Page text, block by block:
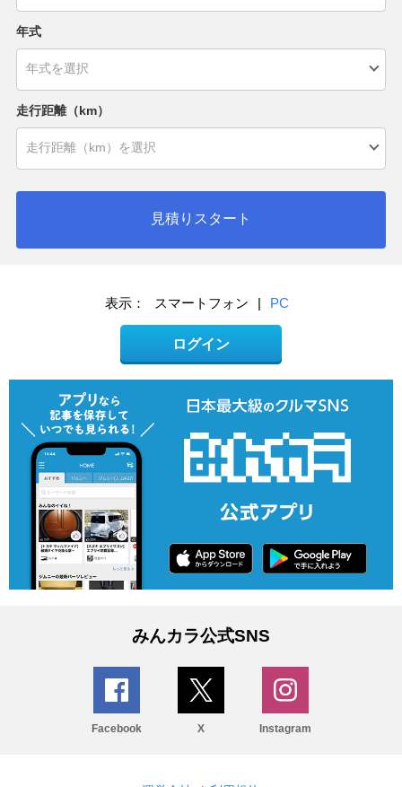
年式
走行距離（km）
見積りスタート
表示： スマートフォン | PC
ログイン
みんカラ公式SNS
Facebook X Instagram